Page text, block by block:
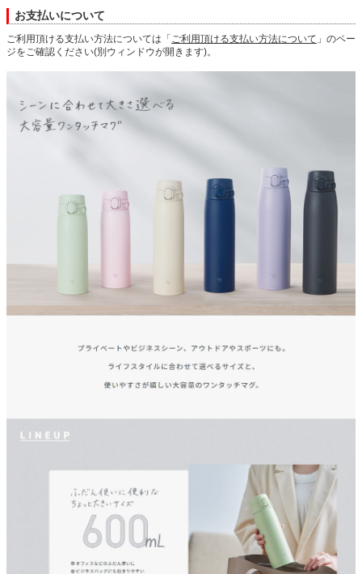
お支払いについて
ご利用頂ける支払い方法については「 ご利用頂ける支払い方法について 」のペー
ジをご確認ください(別ウィンドウが開きます)。